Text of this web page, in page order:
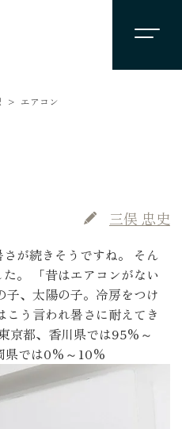
エアコン
三俣 忠史
が続きそうですね。 そん
。 「昔はエアコンがない
子、太陽の子。冷房をつけ
こう言われ暑さに耐えてき
京都、香川県では95%～
県では0%～10%